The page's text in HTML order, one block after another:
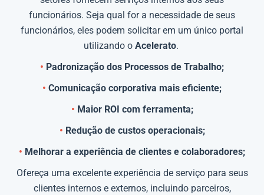
funcionários. Seja qual for a necessidade de seus
funcionários, eles podem solicitar em um único portal
utilizando o Acelerato.
• Padronização dos Processos de Trabalho;
• Comunicação corporativa mais eficiente;
• Maior ROI com ferramenta;
• Redução de custos operacionais;
• Melhorar a experiência de clientes e colaboradores;
Ofereça uma excelente experiência de serviço para seus
clientes internos e externos, incluindo parceiros,